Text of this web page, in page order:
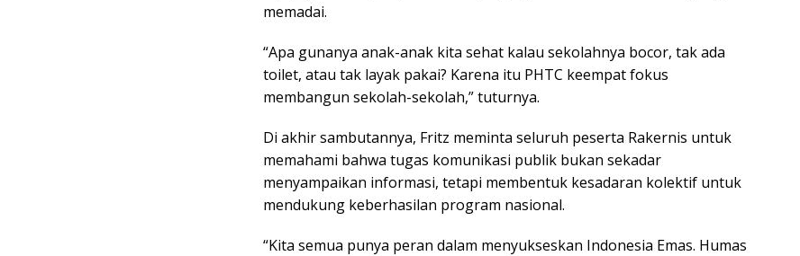
memadai.
“Apa gunanya anak-anak kita sehat kalau sekolahnya bocor, tak ada
toilet, atau tak layak pakai? Karena itu PHTC keempat fokus
membangun sekolah-sekolah,” tuturnya.
Di akhir sambutannya, Fritz meminta seluruh peserta Rakernis untuk
memahami bahwa tugas komunikasi publik bukan sekadar
menyampaikan informasi, tetapi membentuk kesadaran kolektif untuk
mendukung keberhasilan program nasional.
“Kita semua punya peran dalam menyukseskan Indonesia Emas. Humas